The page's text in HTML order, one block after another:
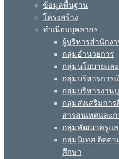
ข้อมูลพื้นฐาน
โครงสร้าง
ทำเนียบบุคลากร
ผู้บริหารสำนักง
กลุ่มอำนวยการ
กลุ่มนโยบายแล
กลุ่มบริหารการ
กลุ่มบริหารงาน
กลุ่มส่งเสริมกา
สารสนเทศและ
กลุ่มพัฒนาครูแล
กลุ่มนิเทศ ติดตา
ศึกษา